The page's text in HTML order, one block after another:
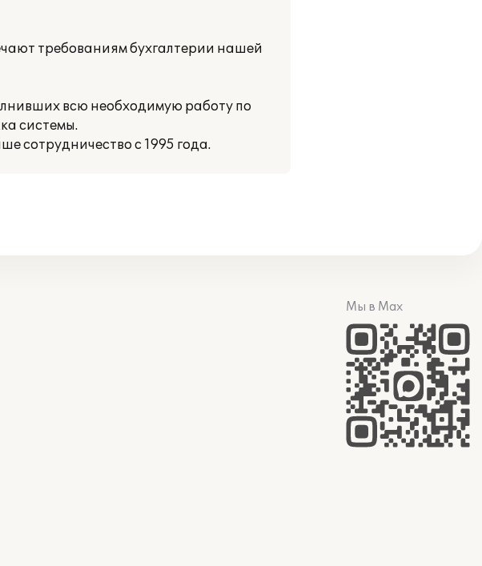
требованиям бухгалтерии нашей
всю необходимую работу по
системы.
сотрудничество с 1995 года.
Мы в Max